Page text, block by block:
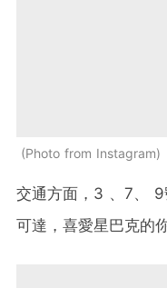
Photo from Instagram
交通方面，3 、7、 9
可達，喜愛星巴克的